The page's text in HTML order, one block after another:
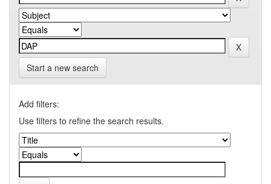
Start a new search
Add filters:
Use filters to refine the search results.